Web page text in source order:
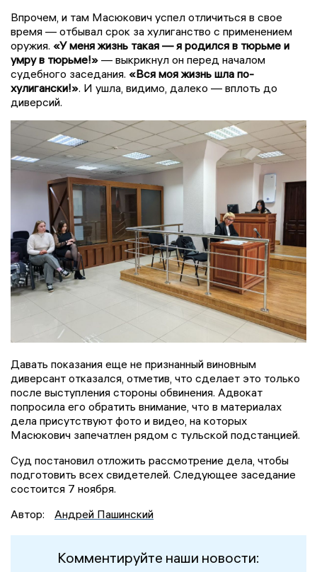
Впрочем, и там Масюкович успел отличиться в свое
время — отбывал срок за хулиганство с применением
оружия. «У меня жизнь такая — я родился в тюрьме и
умру в тюрьме!» — выкрикнул он перед началом
судебного заседания. «Вся моя жизнь шла по-
хулигански!». И ушла, видимо, далеко — вплоть до
диверсий.
Давать показания еще не признанный виновным
диверсант отказался, отметив, что сделает это только
после выступления стороны обвинения. Адвокат
попросила его обратить внимание, что в материалах
дела присутствуют фото и видео, на которых
Масюкович запечатлен рядом с тульской подстанцией.
Суд постановил отложить рассмотрение дела, чтобы
подготовить всех свидетелей. Следующее заседание
состоится 7 ноября.
Автор:
Андрей Пашинский
Комментируйте наши новости: